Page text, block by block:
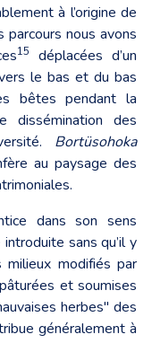
à l’origine de
nous avons
15
déplacées d’un
le bas et du bas
bêtes pendant la
dissémination des
Bortüsohoka
au paysage des
dans son sens
sans qu’il y
modifiés par
et soumises
herbes" des
généralement à